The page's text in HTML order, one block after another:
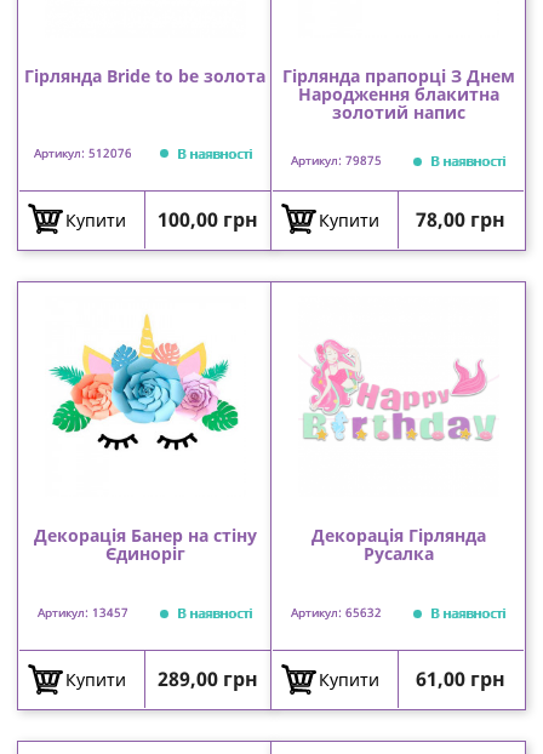
Гірлянда Bride to be золота
Артикул: 512076 В наявності
Купити Ціна
100,00 грн
Гірлянда прапорці З Днем
Народження блакитна
золотий напис
Артикул: 79875 В наявності
Купити Ціна
78,00 грн
Декорація Банер на стіну
Єдиноріг
Артикул: 13457 В наявності
Купити Ціна
289,00 грн
Декорація Гірлянда
Русалка
Артикул: 65632 В наявності
Купити Ціна
61,00 грн